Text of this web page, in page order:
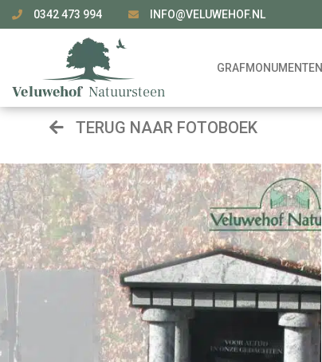
0342 473 994 INFO@VELUWEHOF.NL
GRAFMONUMENTEN
TERUG NAAR FOTOBOEK